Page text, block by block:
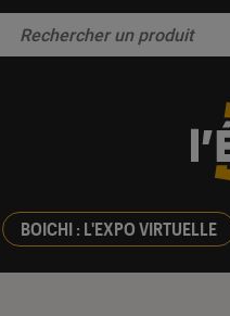
BOICHI : L'EXPO VIRTUELLE